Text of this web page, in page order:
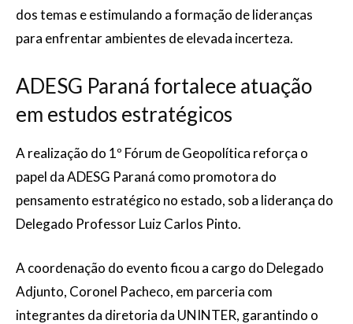
dos temas e estimulando a formação de lideranças
para enfrentar ambientes de elevada incerteza.
ADESG Paraná fortalece atuação
em estudos estratégicos
A realização do 1º Fórum de Geopolítica reforça o
papel da ADESG Paraná como promotora do
pensamento estratégico no estado, sob a liderança do
Delegado Professor Luiz Carlos Pinto.
A coordenação do evento ficou a cargo do Delegado
Adjunto, Coronel Pacheco, em parceria com
integrantes da diretoria da UNINTER, garantindo o